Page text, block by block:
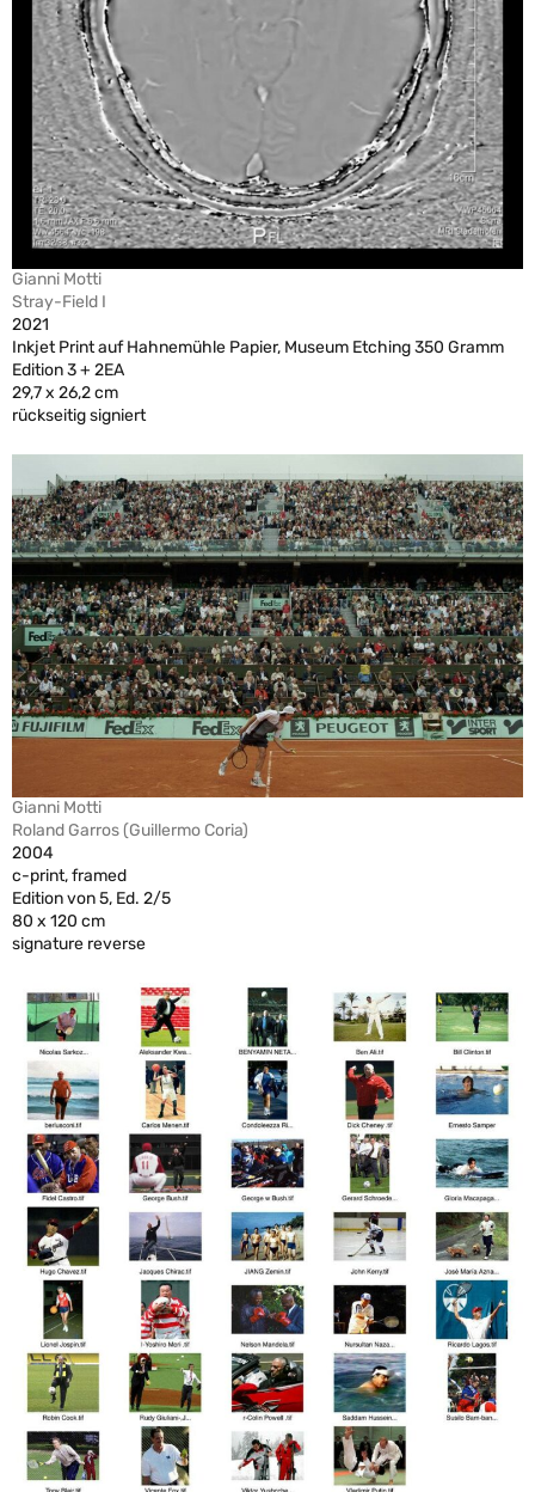
Gianni Motti
Stray-Field I
2021
Inkjet Print auf Hahnemühle Papier, Museum Etching 350 Gramm
Edition 3 + 2EA
29,7 x 26,2 cm
rückseitig signiert
Gianni Motti
Roland Garros (Guillermo Coria)
2004
c-print, framed
Edition von 5, Ed. 2/5
80 x 120 cm
signature reverse